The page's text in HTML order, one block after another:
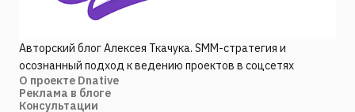
Авторский блог Алексея Ткачука. SMM-стратегия и
осознанный подход к ведению проектов в соцсетях
О проекте Dnative
Реклама в блоге
Консультации